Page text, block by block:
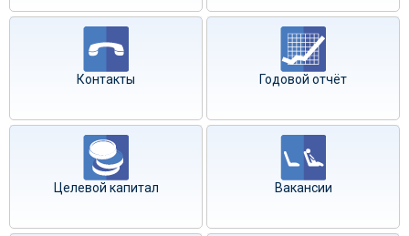
Контакты Годовой отчёт
Целевой капитал Вакансии